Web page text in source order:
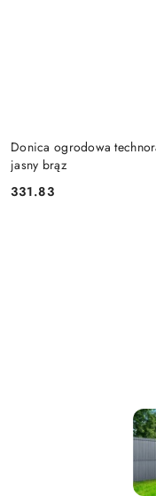
Donica ogrodowa
jasny brąz
Cena:
331.83